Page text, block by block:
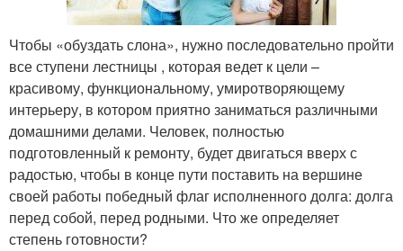
Чтобы «обуздать слона», нужно последовательно пройти
все ступени лестницы , которая ведет к цели –
красивому, функциональному, умиротворяющему
интерьеру, в котором приятно заниматься различными
домашними делами. Человек, полностью
подготовленный к ремонту, будет двигаться вверх с
радостью, чтобы в конце пути поставить на вершине
своей работы победный флаг исполненного долга: долга
перед собой, перед родными. Что же определяет
степень готовности?